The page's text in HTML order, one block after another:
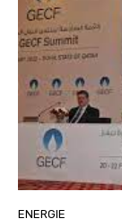
ENERGIE